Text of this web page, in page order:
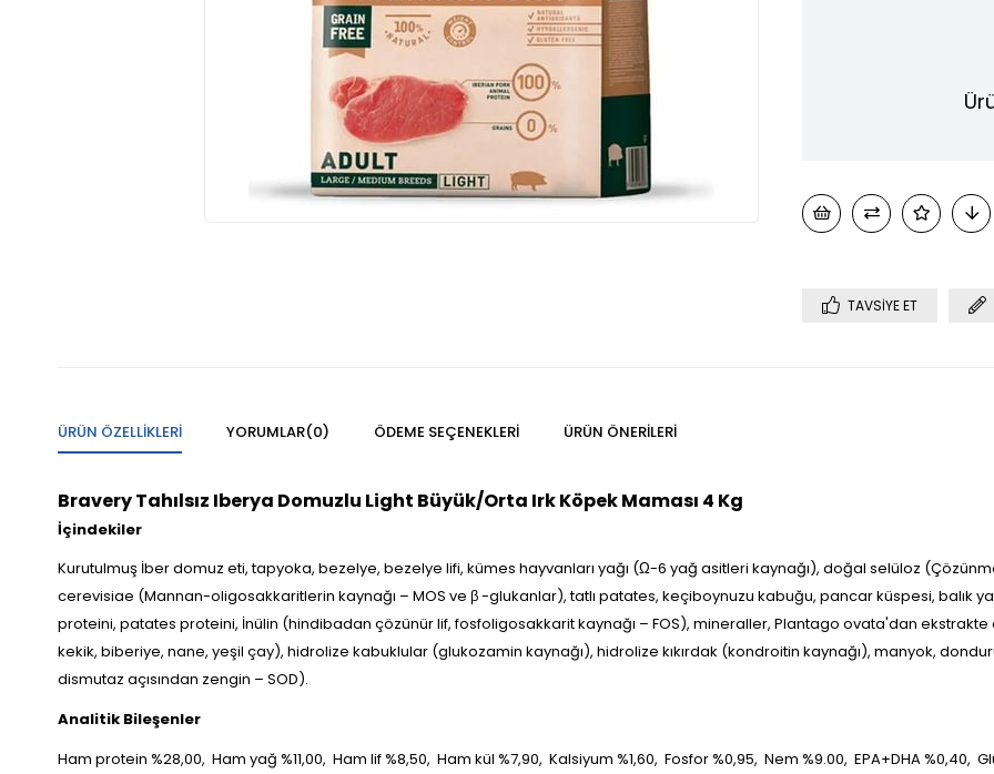
TAVSIYE ET
ÜRÜN ÖZELLIKLERI YORUMLAR(0) ÖDEME SEÇENEKLERI ÜRÜN ÖNERILERI
Bravery Tahılsız Iberya Domuzlu Light Büyük/Orta Irk Köpek Maması 4 Kg
İçindekiler
Kurutulmuş İber domuz eti, tapyoka, bezelye, bezelye lifi, kümes hayvanları yağı (Ω-6 yağ asitleri kaynağı), doğal selüloz
cerevisiae (Mannan-oligosakkaritlerin kaynağı – MOS ve β -glukanlar), tatlı patates, keçiboynuzu kabuğu, pancar küspesi, balık
proteini, patates proteini, İnülin (hindibadan çözünür lif, fosfoligosakkarit kaynağı – FOS), mineraller, Plantago ovata'dan
kekik, biberiye, nane, yeşil çay), hidrolize kabuklular (glukozamin kaynağı), hidrolize kıkırdak (kondroitin kaynağı), manyok,
dismutaz açısından zengin – SOD).
Analitik Bileşenler
Ham protein %28,00, Ham yağ %11,00, Ham lif %8,50, Ham kül %7,90, Kalsiyum %1,60, Fosfor %0,95, Nem %9.00, EPA+DHA %0,40,